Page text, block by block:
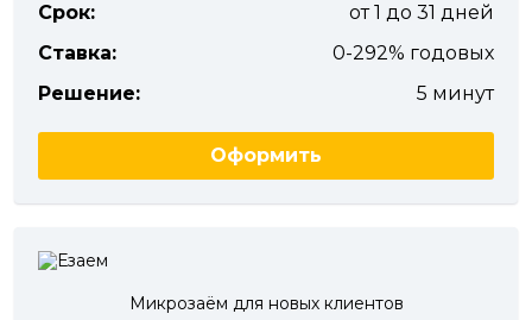
Срок:
от 1 до 31 дней
Ставка:
0-292% годовых
Решение:
5 минут
Оформить
Микрозаём для новых клиентов